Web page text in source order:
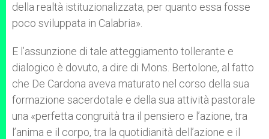
della realtà istituzionalizzata, per quanto essa fosse
poco sviluppata in Calabria».
E l’assunzione di tale atteggiamento tollerante e
dialogico è dovuto, a dire di Mons. Bertolone, al fatto
che De Cardona aveva maturato nel corso della sua
formazione sacerdotale e della sua attività pastorale
una «perfetta congruità tra il pensiero e l’azione, tra
l’anima e il corpo, tra la quotidianità dell’azione e il